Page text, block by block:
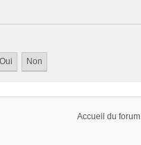
Accueil du forum